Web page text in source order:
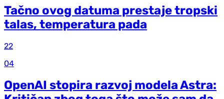
Tačno ovog datuma prestaje tropski
talas, temperatura pada
22
04
OpenAI stopira razvoj modela Astra: